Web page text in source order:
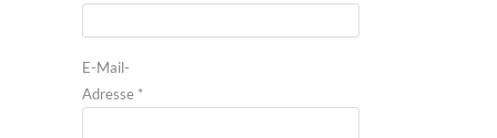
E-Mail-
Adresse *